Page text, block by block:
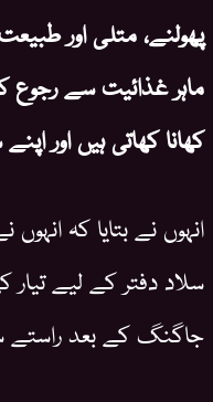
پھولنے، متلی اور
ماہر غذائیت سے رجوع
کھانا کھاتی ہیں اور
انہوں نے بتایا کہ
سلاد دفتر کے لیے
جاگنگ کے بعد راستے